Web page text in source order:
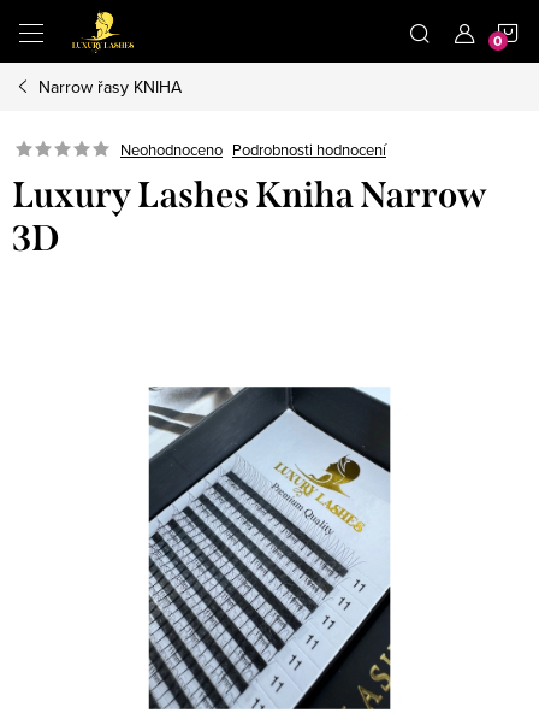
obsah
Narrow řasy KNIHA
Neohodnoceno Podrobnosti hodnocení
Luxury Lashes Kniha Narrow
3D